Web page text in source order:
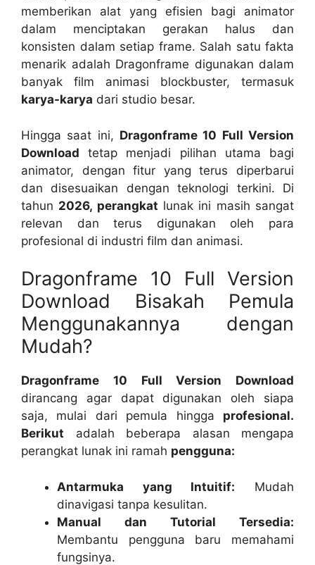
memberikan alat yang efisien bagi animator
dalam menciptakan gerakan halus dan
konsisten dalam setiap frame. Salah satu fakta
menarik adalah Dragonframe digunakan dalam
banyak film animasi blockbuster, termasuk
karya-karya dari studio besar.
Hingga saat ini, Dragonframe 10 Full Version
Download tetap menjadi pilihan utama bagi
animator, dengan fitur yang terus diperbarui
dan disesuaikan dengan teknologi terkini. Di
tahun 2026, perangkat lunak ini masih sangat
relevan dan terus digunakan oleh para
profesional di industri film dan animasi.
Dragonframe 10 Full Version
Download Bisakah Pemula
Menggunakannya dengan
Mudah?
Dragonframe 10 Full Version Download
dirancang agar dapat digunakan oleh siapa
saja, mulai dari pemula hingga profesional.
Berikut adalah beberapa alasan mengapa
perangkat lunak ini ramah pengguna:
Antarmuka yang Intuitif: Mudah
dinavigasi tanpa kesulitan.
Manual dan Tutorial Tersedia:
Membantu pengguna baru memahami
fungsinya.